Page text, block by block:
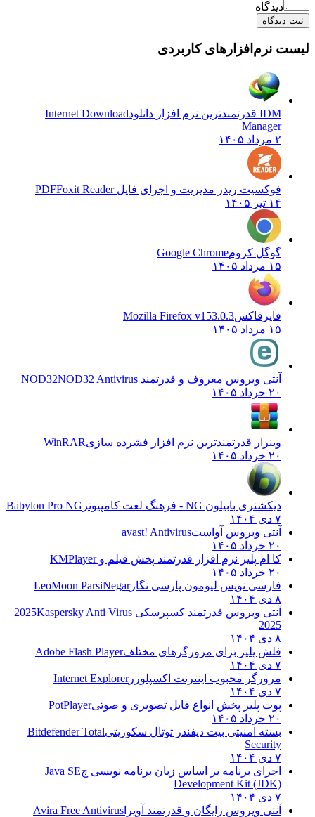
دیدگاه
ثبت دیدگاه
نرم‌افزارهای کاربردی
IDM قدرتمندترین نرم افزار دانلود
Internet Download
Manager
فوکسیت ریدر مدیریت و اجرای فایل PDF Foxit Reader
۱۴ تیر ۱۴۰۵
گوگل کرومGoogle Chrome
۱۵ مرداد ۱۴۰۵
فایرفاکسMozilla Firefox v153.0.3
۱۵ مرداد ۱۴۰۵
آنتی ویروس معروف و قدرتمند NOD32NOD32 Antivirus
۲۰ خرداد ۱۴۰۵
وینرار قدرتمندترین نرم افزار فشرده سازیWinRAR
۲۰ خرداد ۱۴۰۵
دیکشنری بابیلون NG - فرهنگ لغت کامپیوتر
Babylon Pro NG
آنتی ویروس آواستavast! Antivirus
۲۰ خرداد ۱۴۰۵
کا ام پلیر نرم افزار قدرتمند پخش فیلم وKMPlayer
۲۰ خرداد ۱۴۰۵
فارسی نویس لیومون پارسی نگارLeoMoon ParsiNegar
آنتی ویروس قدرتمند کسپرسکی 2025 Kaspersky Anti Virus
2025
فلش پلیر برای مرورگرهای مختلف Adobe Flash Player
مرورگر محبوب اینترنت اکسپلورر Internet Explorer
پوت پلیر پخش انواع فایل تصویری و صوتیPotPlayer
۲۰ خرداد ۱۴۰۵
بسته امنیتی بیت دیفندر توتال سکوریتیBitdefender Total
Security
اجرای برنامه بر اساس زبان برنامه نویسی ج Java SE
Development Kit (JDK)
آنتی ویروس رایگان و قدرتمند آویراAvira Free Antivirus